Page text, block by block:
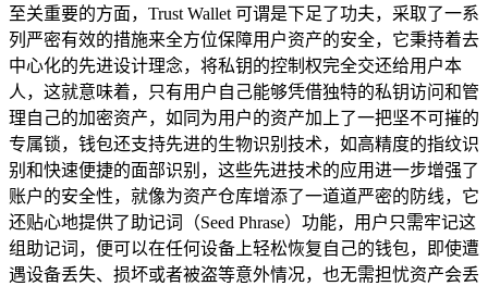
至关重要的方面，Trust Wallet 可谓是下足了功夫，采取了一系
列严密有效的措施来全方位保障用户资产的安全，它秉持着去
中心化的先进设计理念，将私钥的控制权完全交还给用户本
人，这就意味着，只有用户自己能够凭借独特的私钥访问和管
理自己的加密资产，如同为用户的资产加上了一把坚不可摧的
专属锁，钱包还支持先进的生物识别技术，如高精度的指纹识
别和快速便捷的面部识别，这些先进技术的应用进一步增强了
账户的安全性，就像为资产仓库增添了一道道严密的防线，它
还贴心地提供了助记词（Seed Phrase）功能，用户只需牢记这
组助记词，便可以在任何设备上轻松恢复自己的钱包，即使遭
遇设备丢失、损坏或者被盗等意外情况，也无需担忧资产会丢